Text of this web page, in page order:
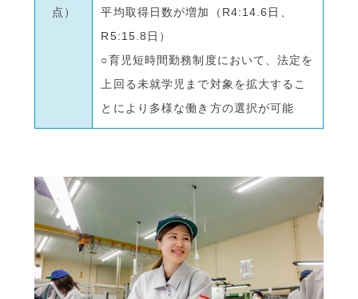
点）
平均取得日数が増加（R4:14.6日、
R5:15.8日）
○育児短時間勤務制度において、法定を
上回る未就学児まで対象を拡大するこ
とにより多様な働き方の選択が可能